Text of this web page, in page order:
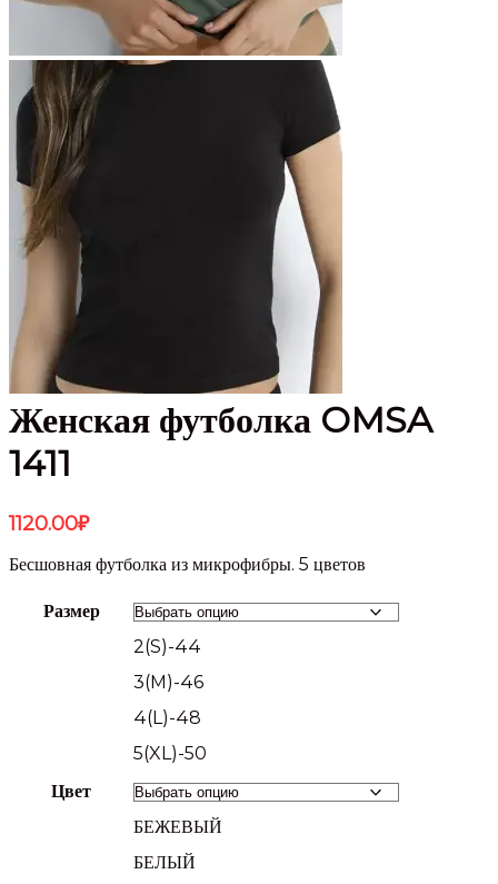
Женская футболка OMSA
1411
1120.00₽
Бесшовная футболка из микрофибры. 5 цветов
Размер
2(S)-44
3(M)-46
4(L)-48
5(XL)-50
Цвет
БЕЖЕВЫЙ
БЕЛЫЙ